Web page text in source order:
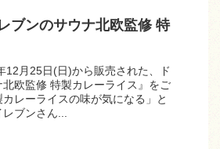
ブンのサウナ北欧監修 特
12月25日(日)から販売された、ド
欧監修 特製カレーライス』をご
レーライスの味が気になる」と
ブンさん...